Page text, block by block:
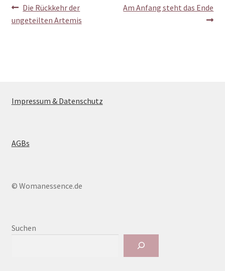
Beitragsnavigation
Vorheriger
Beitrag:
Die Rückkehr der
ungeteilten Artemis
Nächster
Am Anfang steht das Ende
Impressum & Datenschutz
AGBs
© Womanessence.de
Suchen